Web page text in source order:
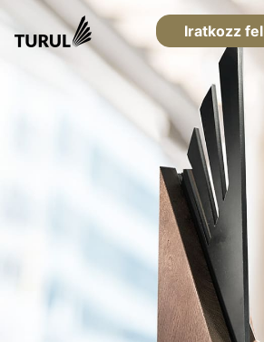
Iratkozz fel